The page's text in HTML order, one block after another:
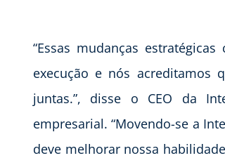
“Essas mudanças
execução e nós acreditamos
juntas.”, disse o CEO da
empresarial. “Movendo-se a
deve melhorar nossa